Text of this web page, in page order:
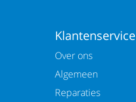
Klantenservice
Over ons
Algemeen
Reparaties